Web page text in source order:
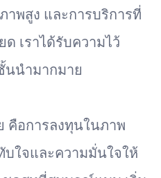
พสูง และการบริการที่
ด เราได้รับความไว้
นนำมากมาย
คือการลงทุนในภาพ
ใจและความมั่นใจให้